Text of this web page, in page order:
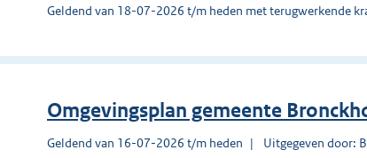
Geldend van 18-07-2026 t/m heden met terugwerkende
Omgevingsplan gemeente
Geldend van 16-07-2026 t/m heden Uitgegeven door: